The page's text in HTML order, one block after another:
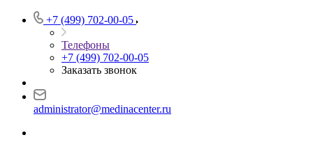
+7 (499) 702-00-05
Телефоны
+7 (499) 702-00-05
Заказать звонок
administrator@medinacenter.ru